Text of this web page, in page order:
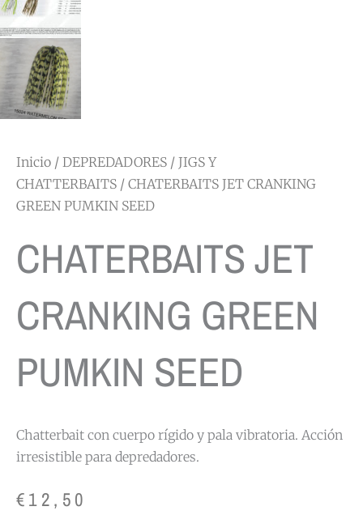
Inicio / DEPREDADORES / JIGS Y
CHATTERBAITS / CHATERBAITS JET CRANKING
GREEN PUMKIN SEED
CHATERBAITS JET
CRANKING GREEN
PUMKIN SEED
Chatterbait con cuerpo rígido y pala vibratoria. Acción
irresistible para depredadores.
€12,50